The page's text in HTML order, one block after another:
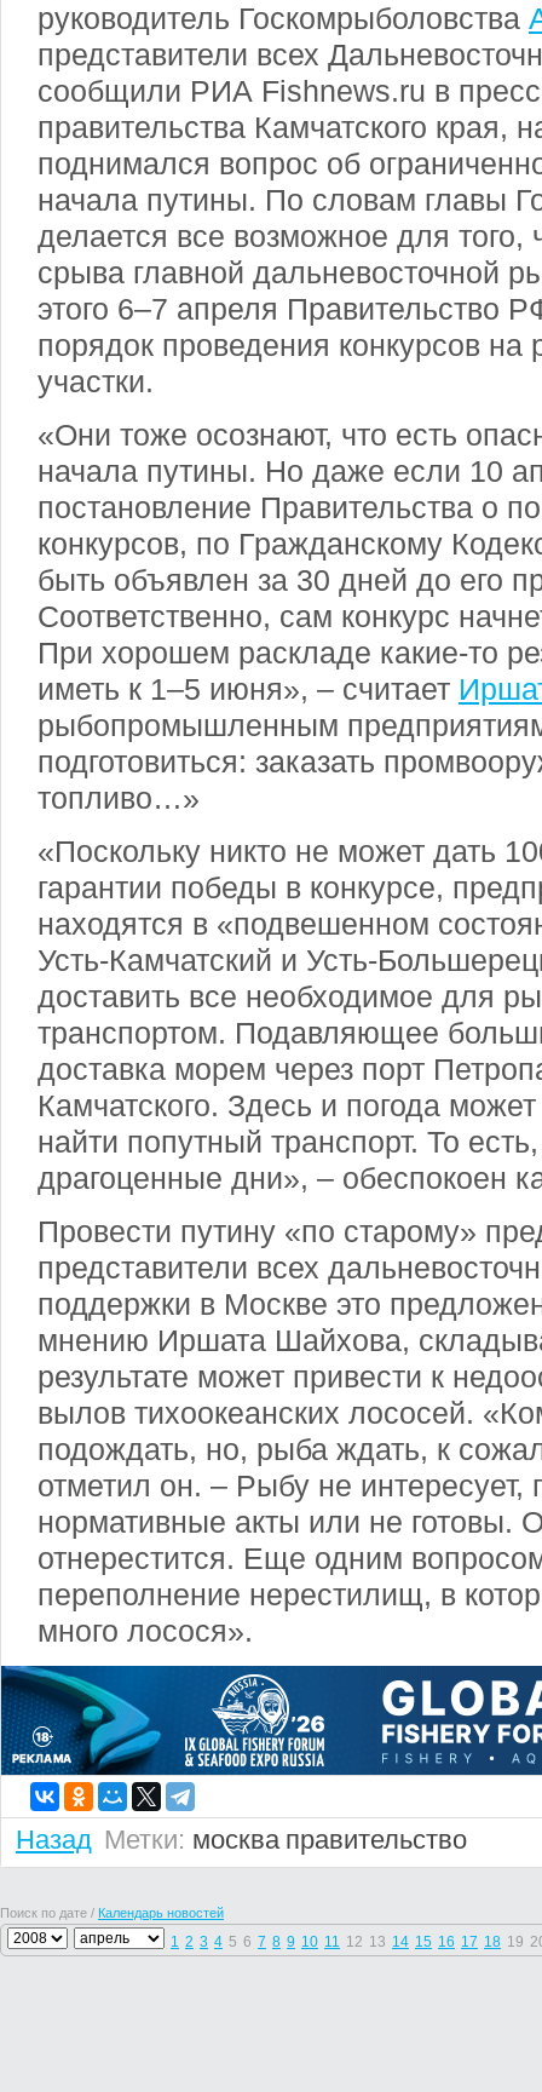
руководитель Госкомрыболовства
представители всех
сообщили РИА Fishnews.ru в
правительства Камчатского края,
поднимался вопрос об
начала путины. По словам главы
делается все возможное для того,
срыва главной дальневосточной
этого 6–7 апреля Правительство
порядок проведения конкурсов
участки.
«Они тоже осознают, что есть
начала путины. Но даже если 10
постановление Правительства о
конкурсов, по Гражданскому
быть объявлен за 30 дней до его
Соответственно, сам конкурс
При хорошем раскладе какие-то
иметь к 1–5 июня», – считает
рыбопромышленным
подготовиться: заказать
топливо…»
«Поскольку никто не может дать
гарантии победы в конкурсе,
находятся в «подвешенном
Усть-Камчатский и Усть-
доставить все необходимое для
транспортом. Подавляющее
доставка морем через порт
Камчатского. Здесь и погода
найти попутный транспорт. То
драгоценные дни», – обеспокоен
Провести путину «по старому»
представители всех
поддержки в Москве это
мнению Иршата Шайхова,
результате может привести к
вылов тихоокеанских лососей.
подождать, но, рыба ждать, к
отметил он. – Рыбу не интересует,
нормативные акты или не готовы.
отнерестится. Еще одним
переполнение нерестилищ, в
много лосося».
Назад Метки: москва правительство
Поиск по дате / Календарь новостей
1 2 3 4 5 6 7 8 9 10 11 12 13 14 15 16 17 18 19